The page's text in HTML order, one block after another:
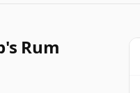
Rum